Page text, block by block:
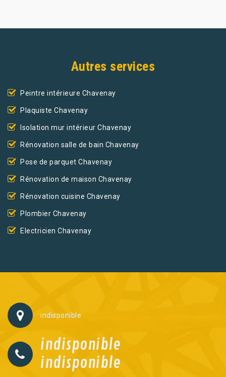
Autres services
Peintre intérieure Chavenay
Plaquiste Chavenay
Isolation mur intérieur Chavenay
Rénovation salle de bain Chavenay
Pose de parquet Chavenay
Rénovation de maison Chavenay
Rénovation cuisine Chavenay
Plombier Chavenay
Electricien Chavenay
indisponible
indisponible
indisponible